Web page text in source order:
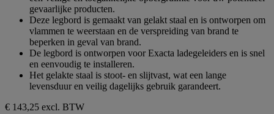
sterren.gevaarlijke producten.
Deze legbord is gemaakt van gelakt staal en is ontworpen om
vlammen te weerstaan ​​en de verspreiding van brand te
beperken in geval van brand.
De legbord is ontworpen voor Exacta ladegeleiders en is snel
en eenvoudig te installeren.
Het gelakte staal is stoot- en slijtvast, wat een lange
levensduur en veilig dagelijks gebruik garandeert.
€ 143,25 excl. BTW